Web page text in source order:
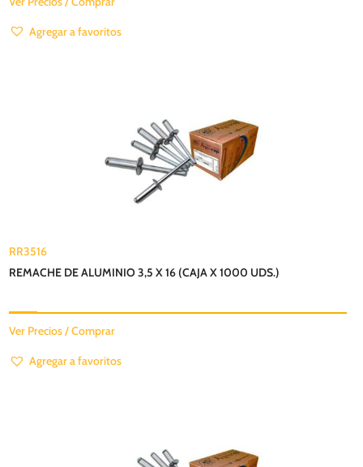
Agregar a favoritos
RR3516
REMACHE DE ALUMINIO 3,5 X 16 (CAJA X 1000 UDS.)
Ver Precios / Comprar
Agregar a favoritos